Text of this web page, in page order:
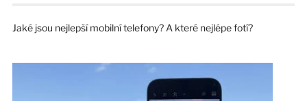
Jaké jsou nejlepší mobilní telefony? A které nejlépe fotí?